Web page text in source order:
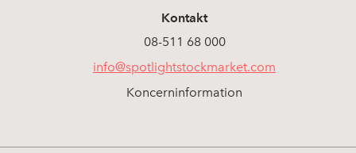
Kontakt
08-511 68 000
info@spotlightstockmarket.com
Koncerninformation